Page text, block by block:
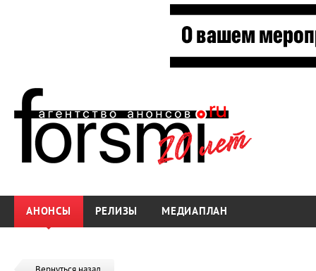
АНОНСЫ РЕЛИЗЫ МЕДИАПЛАН